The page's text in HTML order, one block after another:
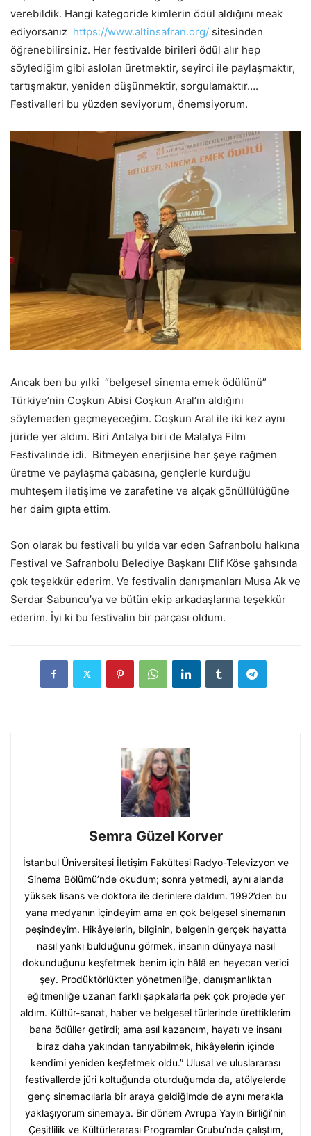
verebildik. Hangi kategoride kimlerin ödül aldığını meak
ediyorsanız https://www.altinsafran.org/ sitesinden
öğrenebilirsiniz. Her festivalde birileri ödül alır hep
söylediğim gibi aslolan üretmektir, seyirci ile paylaşmaktır,
tartışmaktır, yeniden düşünmektir, sorgulamaktır….
Festivalleri bu yüzden seviyorum, önemsiyorum.
Ancak ben bu yılki “belgesel sinema emek ödülünü”
Türkiye’nin Coşkun Abisi Coşkun Aral’ın aldığını
söylemeden geçmeyeceğim. Coşkun Aral ile iki kez aynı
jüride yer aldım. Biri Antalya biri de Malatya Film
Festivalinde idi. Bitmeyen enerjisine her şeye rağmen
üretme ve paylaşma çabasına, gençlerle kurduğu
muhteşem iletişime ve zarafetine ve alçak gönüllülüğüne
her daim gıpta ettim.
Son olarak bu festivali bu yılda var eden Safranbolu halkına
Festival ve Safranbolu Belediye Başkanı Elif Köse şahsında
çok teşekkür ederim. Ve festivalin danışmanları Musa Ak ve
Serdar Sabuncu’ya ve bütün ekip arkadaşlarına teşekkür
ederim. İyi ki bu festivalin bir parçası oldum.
Semra Güzel Korver
İstanbul Üniversitesi İletişim Fakültesi Radyo-Televizyon ve
Sinema Bölümü’nde okudum; sonra yetmedi, aynı alanda
yüksek lisans ve doktora ile derinlere daldım. 1992’den bu
yana medyanın içindeyim ama en çok belgesel sinemanın
peşindeyim. Hikâyelerin, bilginin, belgenin gerçek hayatta
nasıl yankı bulduğunu görmek, insanın dünyaya nasıl
dokunduğunu keşfetmek benim için hâlâ en heyecan verici
şey. Prodüktörlükten yönetmenliğe, danışmanlıktan
eğitmenliğe uzanan farklı şapkalarla pek çok projede yer
aldım. Kültür-sanat, haber ve belgesel türlerinde ürettiklerim
bana ödüller getirdi; ama asıl kazancım, hayatı ve insanı
biraz daha yakından tanıyabilmek, hikâyelerin içinde
kendimi yeniden keşfetmek oldu.” Ulusal ve uluslararası
festivallerde jüri koltuğunda oturduğumda da, atölyelerde
genç sinemacılarla bir araya geldiğimde de aynı merakla
yaklaşıyorum sinemaya. Bir dönem Avrupa Yayın Birliği’nin
Çeşitlilik ve Kültürlerarası Programlar Grubu’nda çalıştım,